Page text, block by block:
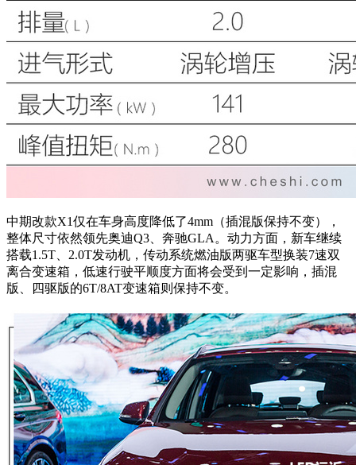
中期改款X1仅在车身高度降低了4mm（插混版保持不变），
整体尺寸依然领先奥迪Q3、奔驰GLA。动力方面， 新车继续
搭载1.5T、2.0T发动机，传动系统燃油版两驱车型换装7速双
离合变速箱，低速行驶平顺度方面将会受到一定影响，插混
版、四驱版的6T/8AT变速箱则保持不变。